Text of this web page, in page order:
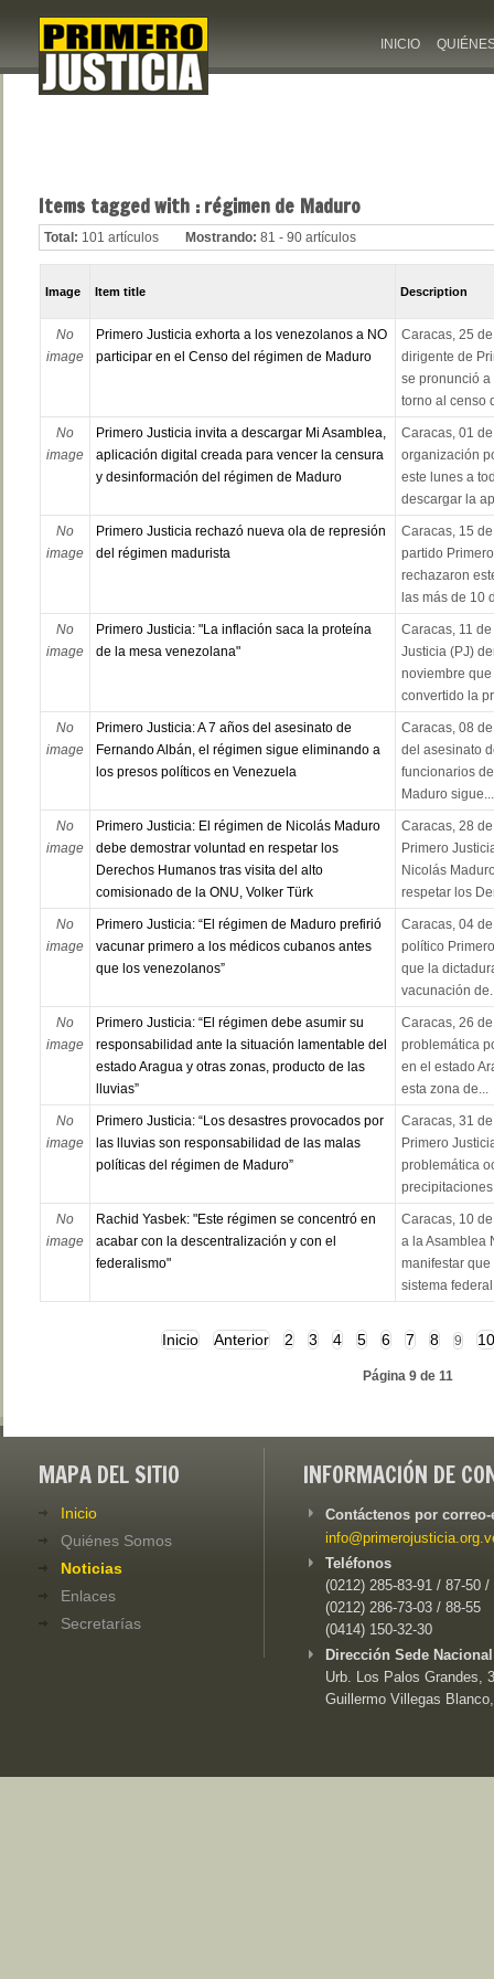
INICIO
Items tagged with : régimen de Maduro
Total: 101 artículos Mostrando: 81 - 90 artículos
Image Item title Description
No
image
Primero Justicia exhorta a los venezolanos a NO
participar en el Censo del régimen de Maduro
Caracas, 25
dirigente de
se pronunció
torno al censo
No
image
Primero Justicia invita a descargar Mi Asamblea,
aplicación digital creada para vencer la censura
y desinformación del régimen de Maduro
Caracas, 01
organización
este lunes a
descargar la
No
image
Primero Justicia rechazó nueva ola de represión
del régimen madurista
Caracas, 15
partido
rechazaron
las más de 10
No
image
Primero Justicia: "La inflación saca la proteína
de la mesa venezolana"
Caracas, 11
Justicia (PJ)
noviembre
convertido la
No
image
Primero Justicia: A 7 años del asesinato de
Fernando Albán, el régimen sigue eliminando a
los presos políticos en Venezuela
Caracas, 08
del asesinato
funcionarios
Maduro sigue...
No
image
Primero Justicia: El régimen de Nicolás Maduro
debe demostrar voluntad en respetar los
Derechos Humanos tras visita del alto
comisionado de la ONU, Volker Türk
Caracas, 28
Primero
Nicolás
respetar los
No
image
Primero Justicia: “El régimen de Maduro prefirió
vacunar primero a los médicos cubanos antes
que los venezolanos”
Caracas, 04
político
que la
vacunación
No
image
Primero Justicia: “El régimen debe asumir su
responsabilidad ante la situación lamentable del
estado Aragua y otras zonas, producto de las
lluvias”
Caracas, 26
problemática
en el estado
esta zona de...
No
image
Primero Justicia: “Los desastres provocados por
las lluvias son responsabilidad de las malas
políticas del régimen de Maduro”
Caracas, 31
Primero
problemática
No
image
Rachid Yasbek: "Este régimen se concentró en
acabar con la descentralización y con el
federalismo"
Caracas, 10
a la Asamblea
manifestar
sistema
Inicio Anterior 2 3 4 5 6 7 8 9 10
Página 9 de 11
MAPA DEL SITIO
Inicio
Quiénes Somos
Noticias
Enlaces
Secretarías
INFORMACIÓN DE
Contáctenos por
Teléfonos
(0212) 285-83-91 / 87-50 /
(0212) 286-73-03 / 88-55
(0414) 150-32-30
Dirección Sede
Urb. Los Palos Grandes,
Guillermo Villegas